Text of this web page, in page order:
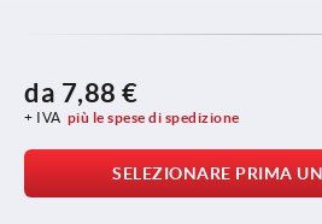
da 7,88 €
+ IVA più le spese di spedizione
SELEZIONARE PRIMA